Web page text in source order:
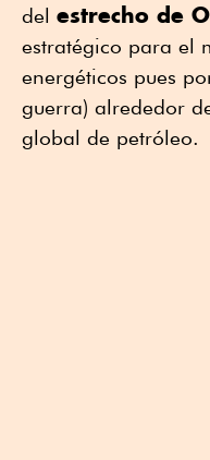
del estrecho de
estratégico para el
energéticos pues
guerra) alrededor
global de petróleo.